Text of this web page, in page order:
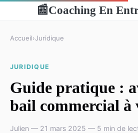
📰Coaching En
Accueil›Juridique
JURIDIQUE
Guide pratique :
bail commercial à
Julien — 21 mars 2025 — 5 min de